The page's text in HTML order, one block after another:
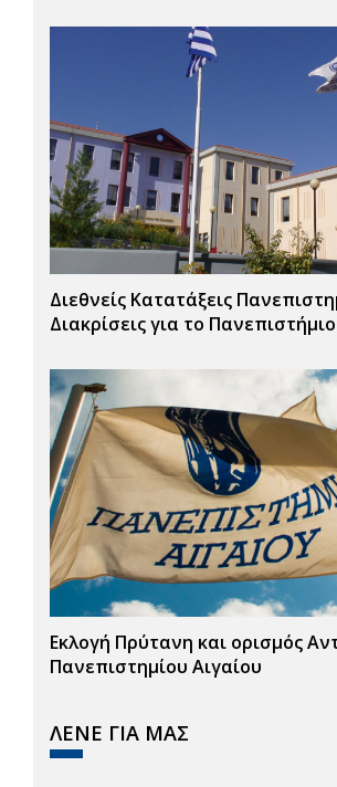
Διεθνείς Κατατάξεις
Διακρίσεις για το
Εκλογή Πρύτανη και ορισμός
Πανεπιστημίου Αιγαίου
ΛΕΝΕ ΓΙΑ ΜΑΣ